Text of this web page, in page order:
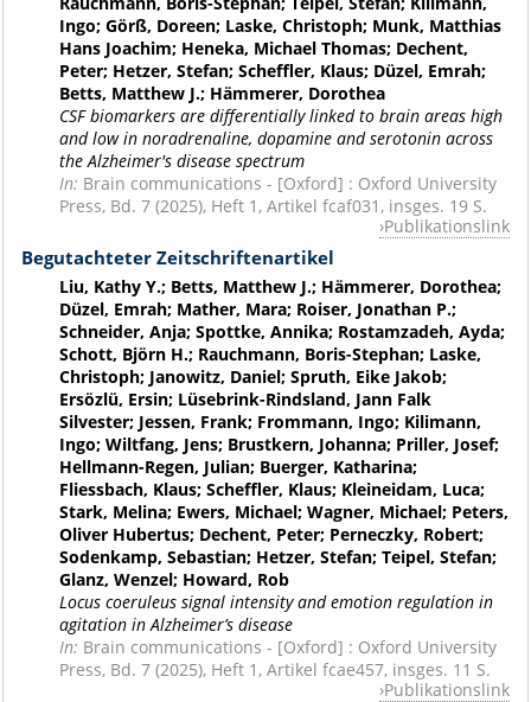
Ingo; Görß, Doreen; Laske, Christoph; Munk, Matthias
Hans Joachim; Heneka, Michael Thomas; Dechent,
Peter; Hetzer, Stefan; Scheffler, Klaus; Düzel, Emrah;
Betts, Matthew J.; Hämmerer, Dorothea
CSF biomarkers are differentially linked to brain areas high
and low in noradrenaline, dopamine and serotonin across
the Alzheimer's disease spectrum
In: Brain communications - [Oxford] : Oxford University
Press, Bd. 7 (2025), Heft 1, Artikel fcaf031, insges. 19 S.
Publikationslink
Begutachteter Zeitschriftenartikel
Liu, Kathy Y.; Betts, Matthew J.; Hämmerer, Dorothea;
Düzel, Emrah; Mather, Mara; Roiser, Jonathan P.;
Schneider, Anja; Spottke, Annika; Rostamzadeh, Ayda;
Schott, Björn H.; Rauchmann, Boris-Stephan; Laske,
Christoph; Janowitz, Daniel; Spruth, Eike Jakob;
Ersözlü, Ersin; Lüsebrink-Rindsland, Jann Falk
Silvester; Jessen, Frank; Frommann, Ingo; Kilimann,
Ingo; Wiltfang, Jens; Brustkern, Johanna; Priller, Josef;
Hellmann-Regen, Julian; Buerger, Katharina;
Fliessbach, Klaus; Scheffler, Klaus; Kleineidam, Luca;
Stark, Melina; Ewers, Michael; Wagner, Michael; Peters,
Oliver Hubertus; Dechent, Peter; Perneczky, Robert;
Sodenkamp, Sebastian; Hetzer, Stefan; Teipel, Stefan;
Glanz, Wenzel; Howard, Rob
Locus coeruleus signal intensity and emotion regulation in
agitation in Alzheimer’s disease
In: Brain communications - [Oxford] : Oxford University
Press, Bd. 7 (2025), Heft 1, Artikel fcae457, insges. 11 S.
Publikationslink